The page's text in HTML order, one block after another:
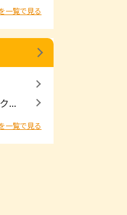
一覧で見る
...
一覧で見る